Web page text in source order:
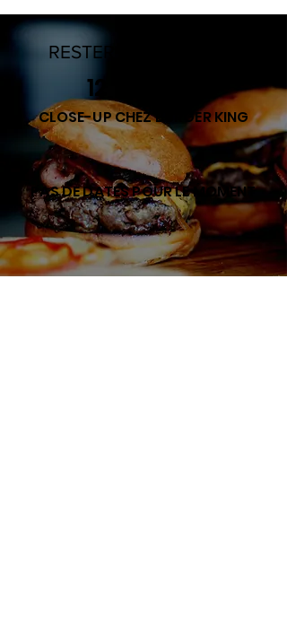
RESTER AU COURANT
12 H - 15 H
CLOSE-UP CHEZ BURGER KING
PAS DE DATES POUR LE MOMENT